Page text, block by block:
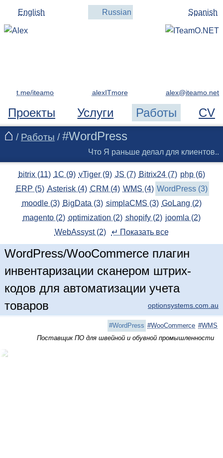
English Russian Spanish
Проекты Услуги Работы CV
t.me/iteamo alexITmore
/ Работы / #WordPress
Что Я раньше делал для клиентов..
bitrix (11) 1C (9) vTiger (9) JS (7) Bitrix24 (7) php (6)
ERP (5) Asterisk (4) CRM (4) WMS (4) WordPress (3)
moodle (3) BigData (3) simplaCMS (3) GoLang (2)
magento (2) optimization (2) shopify (2) joomla (2)
WebAssyst (2)
↵ Показать все
WordPress/WooCommerce плагин
инвентаризации сканером штрих-
кодов для автоматизации учета
товаров
optionsystems.com.au
#WordPress #WooCommerce #WMS
Поставщик ПО для швейной и обувной промышленности